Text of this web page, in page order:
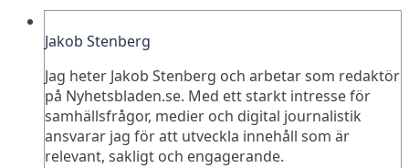
Jakob Stenberg
Jag heter Jakob Stenberg och arbetar som redaktör
på Nyhetsbladen.se. Med ett starkt intresse för
samhällsfrågor, medier och digital journalistik
ansvarar jag för att utveckla innehåll som är
relevant, sakligt och engagerande.